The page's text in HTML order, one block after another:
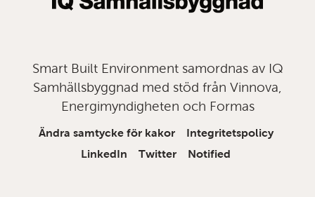
Smart Built Environment samordnas av IQ
Samhällsbyggnad med stöd från Vinnova,
Energimyndigheten och Formas
Ändra samtycke för kakor
Integritetspolicy
LinkedIn
Twitter Notified